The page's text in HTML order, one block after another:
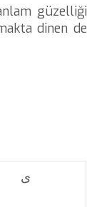
güzelliği
dinen de
ی